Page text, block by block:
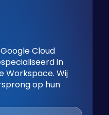
Cloud
in
Workspace. Wij
op hun